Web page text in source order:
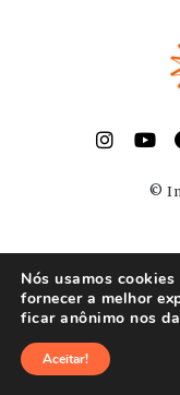
©
Nós usamos
fornecer a melhor
ficar anônimo nos
Aceitar!